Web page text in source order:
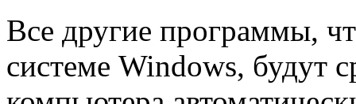
Все другие программы,
системе Windows, будут